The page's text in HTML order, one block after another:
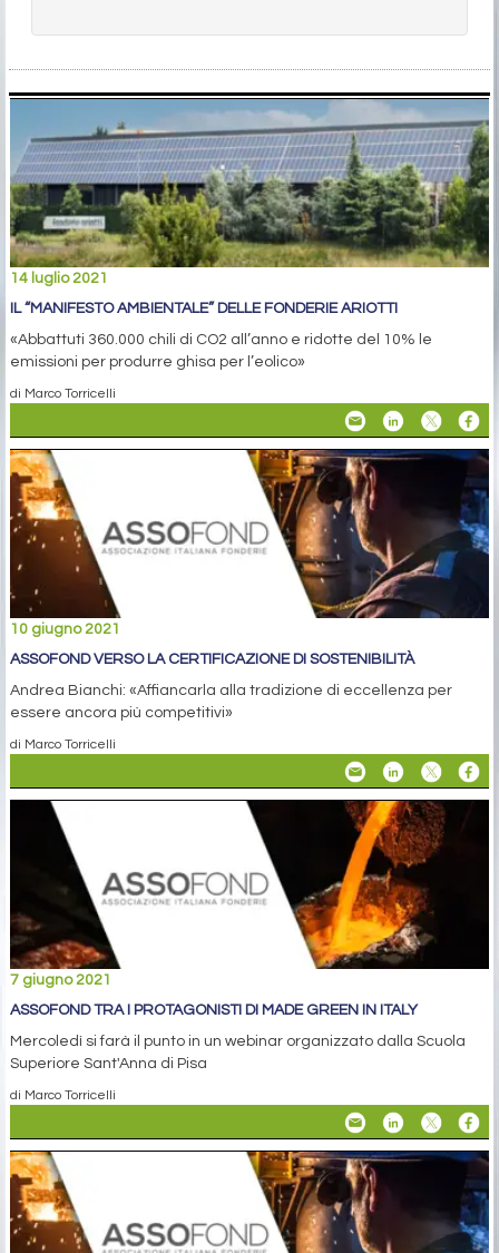
14 luglio 2021
IL “MANIFESTO AMBIENTALE” DELLE FONDERIE ARIOTTI
«Abbattuti 360.000 chili di CO2 all’anno e ridotte del 10% le
emissioni per produrre ghisa per l’eolico»
di Marco Torricelli
10 giugno 2021
ASSOFOND VERSO LA CERTIFICAZIONE DI SOSTENIBILITÀ
Andrea Bianchi: «Affiancarla alla tradizione di eccellenza per
essere ancora più competitivi»
di Marco Torricelli
7 giugno 2021
ASSOFOND TRA I PROTAGONISTI DI MADE GREEN IN ITALY
Mercoledì si farà il punto in un webinar organizzato dalla Scuola
Superiore Sant'Anna di Pisa
di Marco Torricelli